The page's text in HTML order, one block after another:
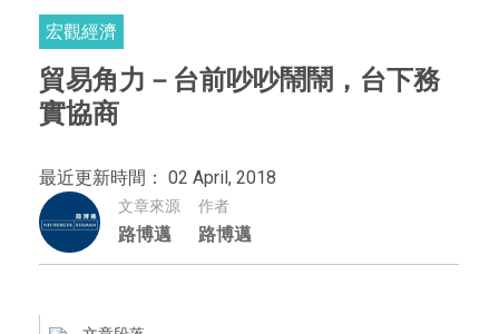
宏觀經濟
貿易角力－台前吵吵鬧鬧，台下務
實協商
最近更新時間： 02 April, 2018
文章來源
路博邁
作者
路博邁